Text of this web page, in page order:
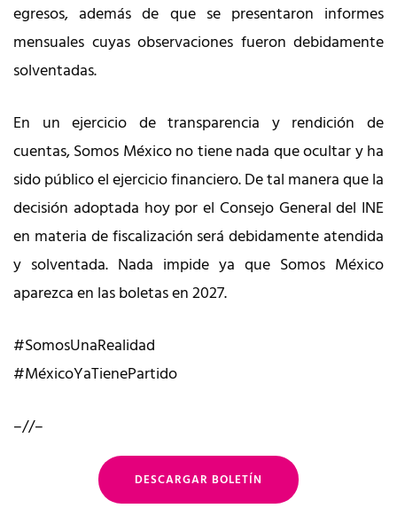
egresos, además de que se presentaron informes
mensuales cuyas observaciones fueron debidamente
solventadas.
En un ejercicio de transparencia y rendición de
cuentas, Somos México no tiene nada que ocultar y ha
sido público el ejercicio financiero. De tal manera que la
decisión adoptada hoy por el Consejo General del INE
en materia de fiscalización será debidamente atendida
y solventada. Nada impide ya que Somos México
aparezca en las boletas en 2027.
#SomosUnaRealidad
#MéxicoYaTienePartido
–//–
DESCARGAR BOLETÍN